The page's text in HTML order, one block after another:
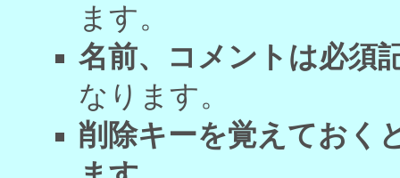
ます。
名前、コメントは必須
なります。
削除キーを覚えておく